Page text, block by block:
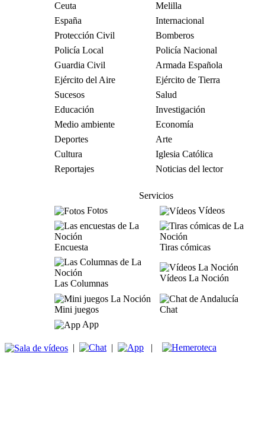
Ceuta
Melilla
España
Internacional
Protección Civil
Bomberos
Policía Local
Policía Nacional
Guardia Civil
Armada Española
Ejército del Aire
Ejército de Tierra
Sucesos
Salud
Educación
Investigación
Medio ambiente
Economía
Deportes
Arte
Cultura
Iglesia Católica
Reportajes
Noticias del lector
Servicios
Fotos
Vídeos
Encuesta Tiras cómicas
Las Columnas
Vídeos La Noción
Mini juegos
Chat
App
| | |